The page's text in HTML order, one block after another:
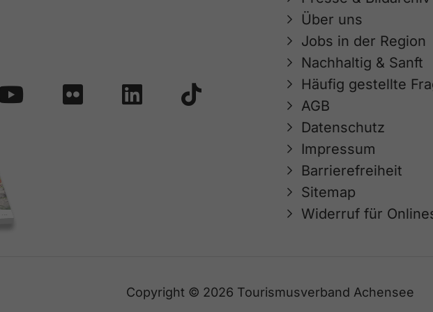
Über uns
Jobs in der Region
Nachhaltig & Sanft
Häufig gestellte
AGB
Datenschutz
Impressum
Barrierefreiheit
Sitemap
Widerruf für
Copyright © 2026 Tourismusverband Achensee